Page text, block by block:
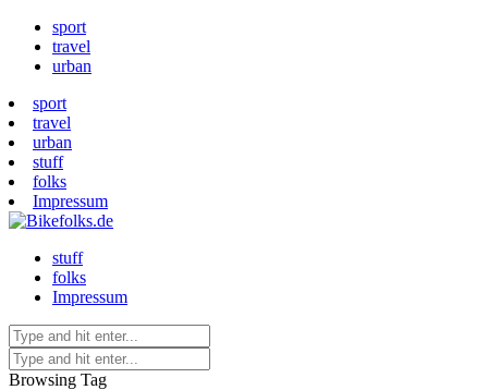
sport
travel
urban
sport
travel
urban
stuff
folks
Impressum
stuff
folks
Impressum
Browsing Tag